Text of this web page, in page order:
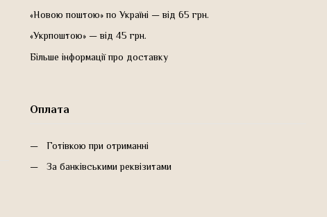
«Новою поштою» по Україні — від 65 грн.
«Укрпоштою» — від 45 грн.
Більше інформації про доставку
Оплата
Готівкою при отриманні
За банківськими реквізитами